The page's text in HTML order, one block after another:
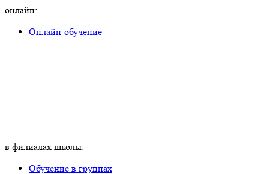
онлайн:
Онлайн-обучение
в филиалах школы:
Обучение в группах